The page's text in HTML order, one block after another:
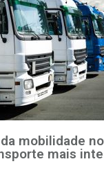
mobilidade
mais